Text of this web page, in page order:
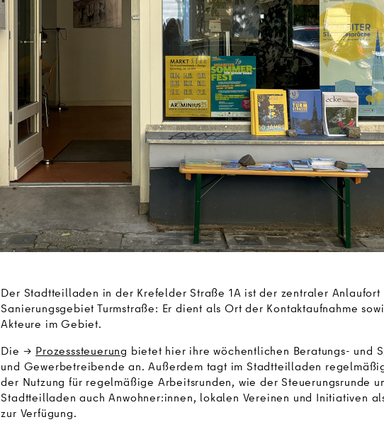
Der Stadtteilladen in der Krefelder Straße 1A ist der zentraler
Sanierungsgebiet Turmstraße: Er dient als Ort der Kontaktaufnahme
Akteure im Gebiet.
Die
Prozesssteuerung bietet hier ihre wöchentlichen Beratungs- und
und Gewerbetreibende an. Außerdem tagt im Stadtteilladen
der Nutzung für regelmäßige Arbeitsrunden, wie der Steuerungsrunde
Stadtteilladen auch Anwohner:innen, lokalen Vereinen und Initiativen
zur Verfügung.